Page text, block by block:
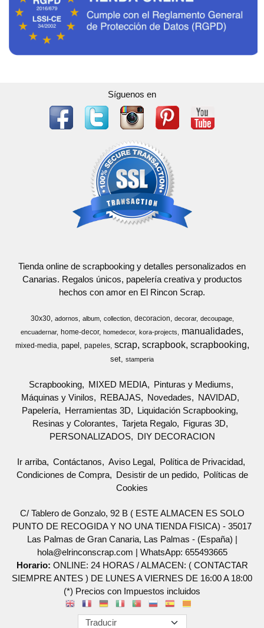
Síguenos en
Tienda online de scrapbooking y detalles personalizados en
Canarias. Regalos únicos, papelería creativa y productos
hechos con amor en El Rincon Scrap.
30x30 adornos album collection decoracion decorar
decoupage
encuadernar
home-decor homedecor kora-projects manualidades
mixed-media papel papeles scrap scrapbook scrapbooking
set stamperia
Scrapbooking MIXED MEDIA
Pinturas y Mediums
Máquinas y Vinilos
REBAJAS Novedades
NAVIDAD
Papelería
Herramientas 3D
Liquidación Scrapbooking
Resinas y Colorantes
Tarjeta Regalo
Figuras 3D
PERSONALIZADOS
DIY DECORACION
Ir arriba Contáctanos Aviso Legal
Política de Privacidad
Condiciones de Compra
Desistir de un pedido
Políticas de
Cookies
C/ Tablero de Gonzalo, 92 B ( ESTE ALMACEN ES SOLO
PUNTO DE RECOGIDA Y NO UNA TIENDA FISICA) - 35017
Las Palmas de Gran Canaria, Las Palmas - (España) |
hola@elrinconscrap.com | WhatsApp: 655493665
Horario: ONLINE: 24 HORAS / ALMACEN: ( CONTACTAR
SIEMPRE ANTES ) DE LUNES A VIERNES DE 16:00 A 18:00
(*) Precios con Impuestos incluidos